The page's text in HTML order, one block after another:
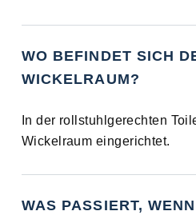
WO BEFINDET SICH
WICKELRAUM?
In der rollstuhlgerechten
Wickelraum eingerichtet.
WAS PASSIERT,